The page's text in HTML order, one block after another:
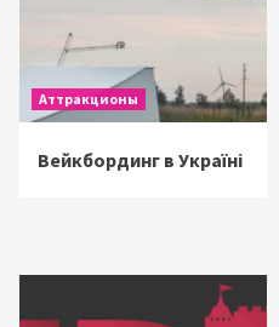
Аттракционы
Вейкбординг в Україні